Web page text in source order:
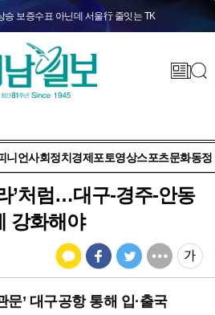
승 보증수표 아닌데 서울行 줄잇는 TK
니언사회정치 경제 포토영상스포츠문화동정
’처럼…대구-경주-안동
강화해야
문’ 대구공항 통해 입·출국